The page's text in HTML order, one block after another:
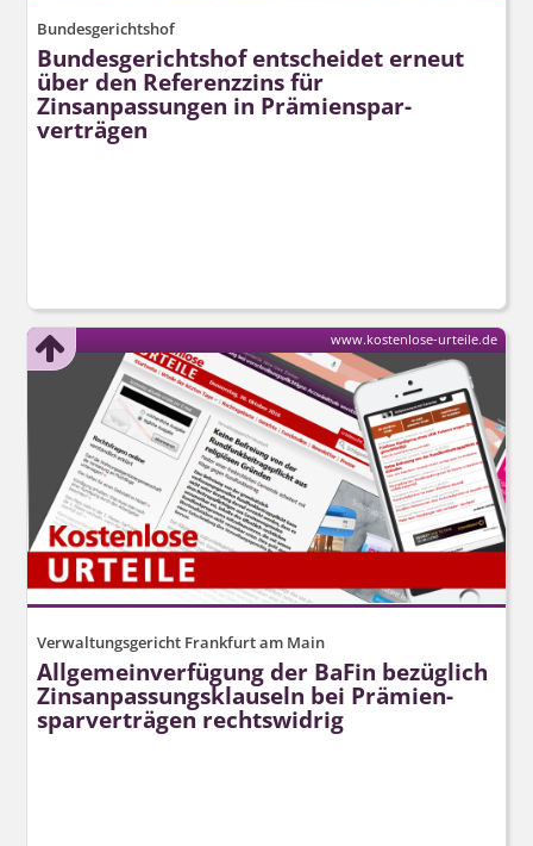
Bundesgerichtshof
Bundesgerichtshof entscheidet erneut
über den Referenzzins für
Zinsanpassungen in Prämienspar­
verträgen
Verwaltungsgericht Frankfurt am Main
Allgemeinverfügung der BaFin bezüglich
Zins­anpassungs­klauseln bei Prämien­
spar­verträgen rechtswidrig
www.kostenlose-urteile.de